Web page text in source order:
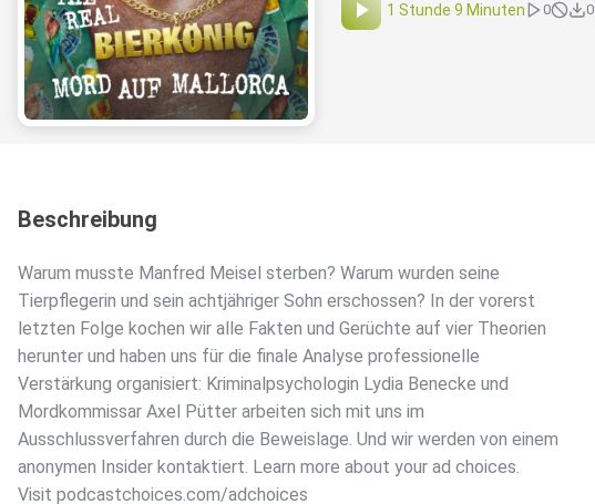
1 Stunde 9 Minuten 0 0
Beschreibung
Warum musste Manfred Meisel sterben? Warum wurden seine
Tierpflegerin und sein achtjähriger Sohn erschossen? In der vorerst
letzten Folge kochen wir alle Fakten und Gerüchte auf vier Theorien
herunter und haben uns für die finale Analyse professionelle
Verstärkung organisiert: Kriminalpsychologin Lydia Benecke und
Mordkommissar Axel Pütter arbeiten sich mit uns im
Ausschlussverfahren durch die Beweislage. Und wir werden von einem
anonymen Insider kontaktiert. Learn more about your ad choices.
Visit podcastchoices.com/adchoices